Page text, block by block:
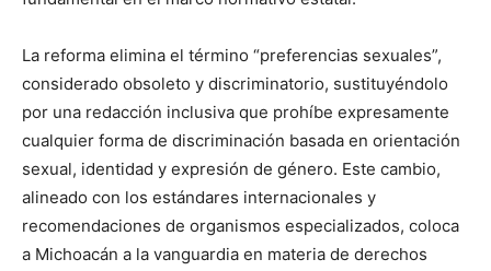
La reforma elimina el término “preferencias sexuales”,
considerado obsoleto y discriminatorio, sustituyéndolo
por una redacción inclusiva que prohíbe expresamente
cualquier forma de discriminación basada en orientación
sexual, identidad y expresión de género. Este cambio,
alineado con los estándares internacionales y
recomendaciones de organismos especializados, coloca
a Michoacán a la vanguardia en materia de derechos